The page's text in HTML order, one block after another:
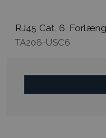
RJ45 Cat. 6.
TA206-USC6